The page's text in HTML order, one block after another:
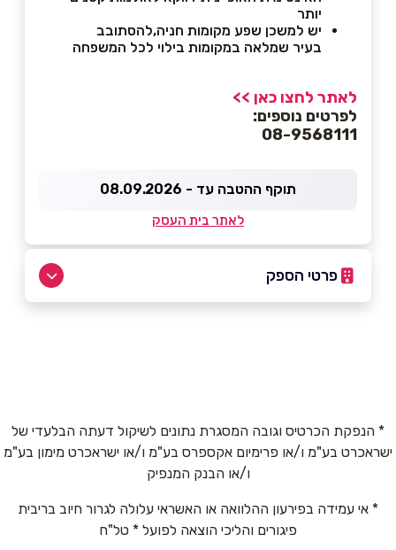
יותר
יש למשכן שפע מקומות חניה,להסתובב
בעיר שמלאה במקומות בילוי לכל המשפחה
לאתר לחצו כאן >>
לפרטים נוספים:
08-9568111
תוקף ההטבה עד - 08.09.2026
לאתר בית העסק
פרטי הספק
שם מלא*
טלפון*
* הנפקת הכרטיס וגובה המסגרת נתונים לשיקול דעתה הבלעדי של
ישראכרט בע"מ ו/או פרימיום אקספרס בע"מ ו/או ישראכרט מימון בע"מ
ו/או הבנק המנפיק
* אי עמידה בפירעון ההלוואה או האשראי עלולה לגרור חיוב בריבית
פיגורים והליכי הוצאה לפועל * טל"ח